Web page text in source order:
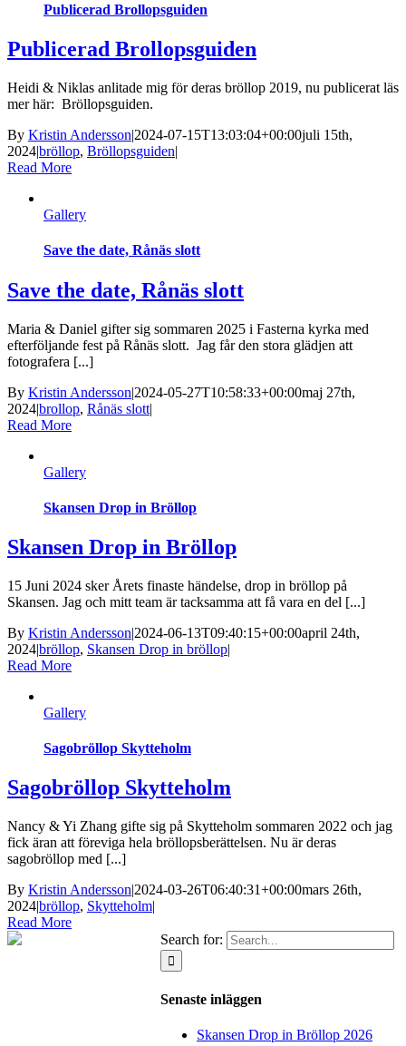
Publicerad Brollopsguiden
Publicerad Brollopsguiden
Heidi & Niklas anlitade mig för deras bröllop 2019, nu publicerat läs
mer här: Bröllopsguiden.
By Kristin Andersson|2024-07-15T13:03:04+00:00juli 15th,
2024|bröllop, Bröllopsguiden|
Read More
Gallery
Save the date, Rånäs slott
Save the date, Rånäs slott
Maria & Daniel gifter sig sommaren 2025 i Fasterna kyrka med
efterföljande fest på Rånäs slott. Jag får den stora glädjen att
fotografera [...]
By Kristin Andersson|2024-05-27T10:58:33+00:00maj 27th,
2024|brollop, Rånäs slott|
Read More
Gallery
Skansen Drop in Bröllop
Skansen Drop in Bröllop
15 Juni 2024 sker Årets finaste händelse, drop in bröllop på
Skansen. Jag och mitt team är tacksamma att få vara en del [...]
By Kristin Andersson|2024-06-13T09:40:15+00:00april 24th,
2024|bröllop, Skansen Drop in bröllop|
Read More
Gallery
Sagobröllop Skytteholm
Sagobröllop Skytteholm
Nancy & Yi Zhang gifte sig på Skytteholm sommaren 2022 och jag
fick äran att föreviga hela bröllopsberättelsen. Nu är deras
sagobröllop med [...]
By Kristin Andersson|2024-03-26T06:40:31+00:00mars 26th,
2024|bröllop, Skytteholm|
Read More
Search for:
Senaste inläggen
Skansen Drop in Bröllop 2026